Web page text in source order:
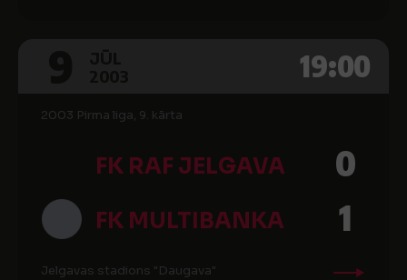
19:00
2003 Pirma liga, 9. kārta
FK RAF JELGAVA 0
FK MULTIBANKA 1
Jelgavas stadions "Daugava"